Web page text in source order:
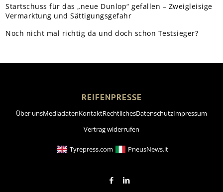
Startschuss für das „neue Dunlop“ gefallen – Zweigleisige
Vermarktung und Sättigungsgefahr
Noch nicht mal richtig da und doch schon Testsieger?
REIFENPRESSE
Über unsMediadatenKontaktRechtlichesDatenschutzImpressum
Vertrag widerrufen
Tyrepress.com PneusNews.it